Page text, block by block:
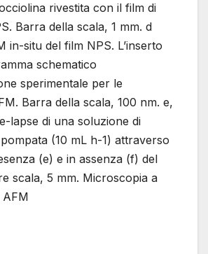
rivestita con il film di
Barra della scala, 1 mm. d
in-situ del film NPS. L’inserto
schematico
sperimentale per le
Barra della scala, 100 nm. e,
lapse di una soluzione di
(10 mL h-1) attraverso
(e) e in assenza (f) del
scala, 5 mm. Microscopia a